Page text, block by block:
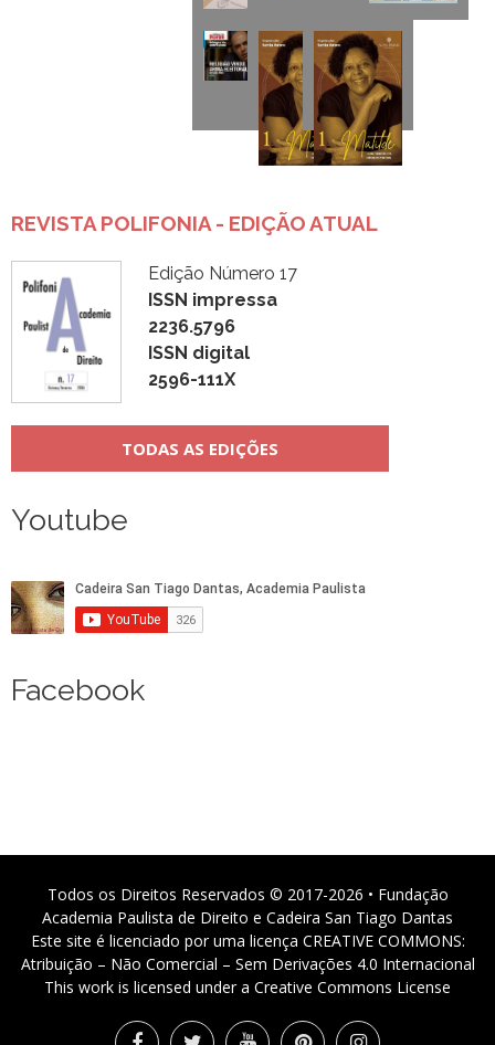
REVISTA POLIFONIA - EDIÇÃO ATUAL
Edição Número 17
ISSN impressa
2236.5796
ISSN digital
2596-111X
TODAS AS EDIÇÕES
Youtube
Facebook
Todos os Direitos Reservados © 2017-2026 • Fundação
Academia Paulista de Direito e Cadeira San Tiago Dantas
Este site é licenciado por uma licença CREATIVE COMMONS:
Atribuição – Não Comercial – Sem Derivações 4.0 Internacional
This work is licensed under a Creative Commons License